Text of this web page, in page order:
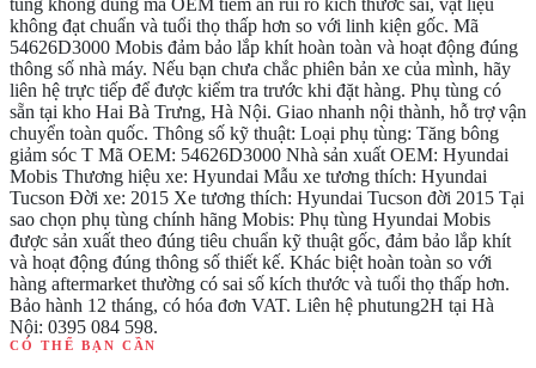
không đạt chuẩn và tuổi thọ thấp hơn so với linh kiện gốc. Mã
54626D3000 Mobis đảm bảo lắp khít hoàn toàn và hoạt động đúng
thông số nhà máy. Nếu bạn chưa chắc phiên bản xe của mình, hãy
liên hệ trực tiếp để được kiểm tra trước khi đặt hàng. Phụ tùng có
sẵn tại kho Hai Bà Trưng, Hà Nội. Giao nhanh nội thành, hỗ trợ vận
chuyển toàn quốc. Thông số kỹ thuật: Loại phụ tùng: Tăng bông
giảm sóc T Mã OEM: 54626D3000 Nhà sản xuất OEM: Hyundai
Mobis Thương hiệu xe: Hyundai Mẫu xe tương thích: Hyundai
Tucson Đời xe: 2015 Xe tương thích: Hyundai Tucson đời 2015 Tại
sao chọn phụ tùng chính hãng Mobis: Phụ tùng Hyundai Mobis
được sản xuất theo đúng tiêu chuẩn kỹ thuật gốc, đảm bảo lắp khít
và hoạt động đúng thông số thiết kế. Khác biệt hoàn toàn so với
hàng aftermarket thường có sai số kích thước và tuổi thọ thấp hơn.
Bảo hành 12 tháng, có hóa đơn VAT. Liên hệ phutung2H tại Hà
Nội: 0395 084 598.
CÓ THỂ BẠN CẦN